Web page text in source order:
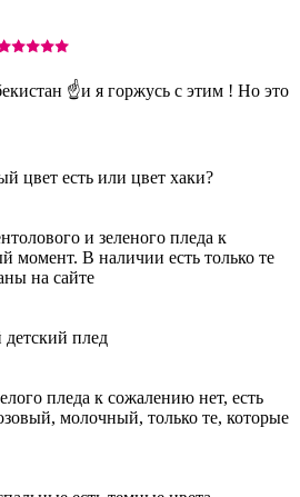
☝️и я горжусь с этим ! Но это
цвет есть или цвет хаки?
и зеленого пледа к
момент. В наличии есть только те
на сайте
детский плед
пледа к сожалению нет, есть
молочный, только те, которые